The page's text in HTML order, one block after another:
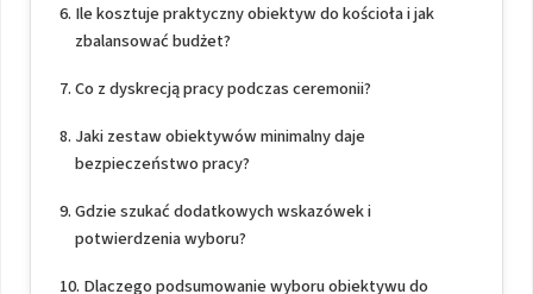
Ile kosztuje praktyczny obiektyw do kościoła i jak
zbalansować budżet?
Co z dyskrecją pracy podczas ceremonii?
Jaki zestaw obiektywów minimalny daje
bezpieczeństwo pracy?
Gdzie szukać dodatkowych wskazówek i
potwierdzenia wyboru?
Dlaczego podsumowanie wyboru obiektywu do